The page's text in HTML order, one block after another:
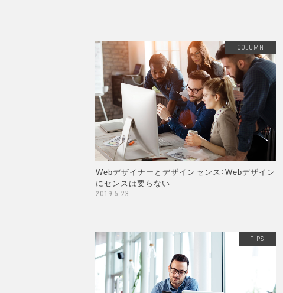
COLUMN
Webデザイナーとデザインセンス：Webデザイン
にセンスは要らない
2019.5.23
TIPS